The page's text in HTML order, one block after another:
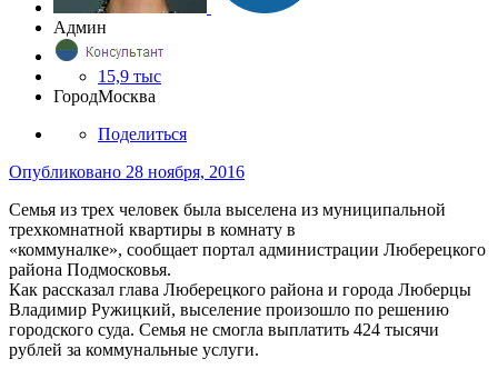
Админ
15,9 тыс
ГородМосква
Поделиться
Опубликовано 28 ноября, 2016
Семья из трех человек была выселена из муниципальной
трехкомнатной квартиры в комнату в
«коммуналке», сообщает портал администрации Люберецкого
района Подмосковья.
Как рассказал глава Люберецкого района и города Люберцы
Владимир Ружицкий, выселение произошло по решению
городского суда. Семья не смогла выплатить 424 тысячи
рублей за коммунальные услуги.